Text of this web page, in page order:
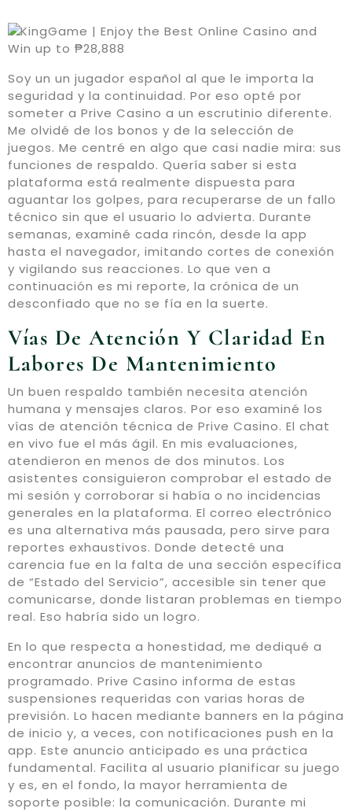
Soy un un jugador español al que le importa la
seguridad y la continuidad. Por eso opté por
someter a Prive Casino a un escrutinio diferente.
Me olvidé de los bonos y de la selección de
juegos. Me centré en algo que casi nadie mira: sus
funciones de respaldo. Quería saber si esta
plataforma está realmente dispuesta para
aguantar los golpes, para recuperarse de un fallo
técnico sin que el usuario lo advierta. Durante
semanas, examiné cada rincón, desde la app
hasta el navegador, imitando cortes de conexión
y vigilando sus reacciones. Lo que ven a
continuación es mi reporte, la crónica de un
desconfiado que no se fía en la suerte.
Vías De Atención Y Claridad En
Labores De Mantenimiento
Un buen respaldo también necesita atención
humana y mensajes claros. Por eso examiné los
vías de atención técnica de Prive Casino. El chat
en vivo fue el más ágil. En mis evaluaciones,
atendieron en menos de dos minutos. Los
asistentes consiguieron comprobar el estado de
mi sesión y corroborar si había o no incidencias
generales en la plataforma. El correo electrónico
es una alternativa más pausada, pero sirve para
reportes exhaustivos. Donde detecté una
carencia fue en la falta de una sección específica
de “Estado del Servicio”, accesible sin tener que
comunicarse, donde listaran problemas en tiempo
real. Eso habría sido un logro.
En lo que respecta a honestidad, me dediqué a
encontrar anuncios de mantenimiento
programado. Prive Casino informa de estas
suspensiones requeridas con varias horas de
previsión. Lo hacen mediante banners en la página
de inicio y, a veces, con notificaciones push en la
app. Este anuncio anticipado es una práctica
fundamental. Facilita al usuario planificar su juego
y es, en el fondo, la mayor herramienta de
soporte posible: la comunicación. Durante mi